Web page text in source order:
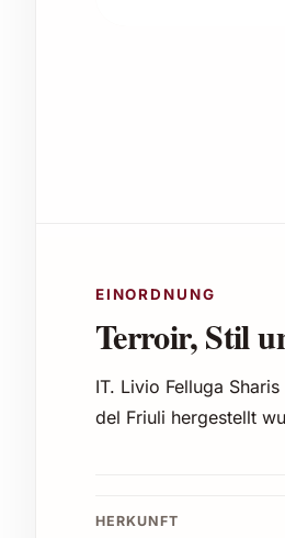
EINORDNUNG
Terroir, Stil
IT. Livio Felluga
del Friuli hergestellt
HERKUNFT